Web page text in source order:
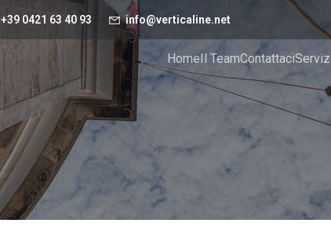
+39 0421 63 40 93 info@verticaline.net
HomeIl TeamContattaci